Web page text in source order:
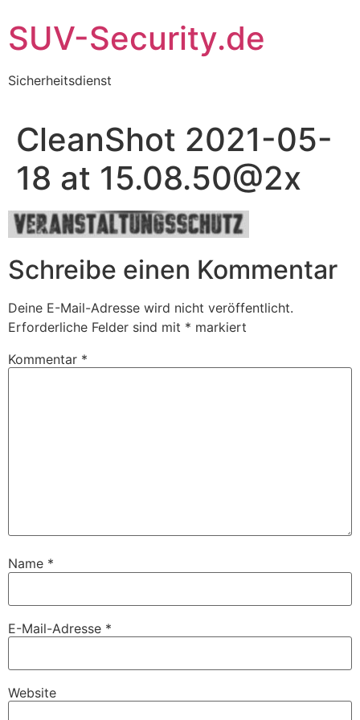
Inhalt
wechseln
SUV-Security.de
Sicherheitsdienst
CleanShot 2021-05-
18 at 15.08.50@2x
Schreibe einen Kommentar
Deine E-Mail-Adresse wird nicht veröffentlicht.
Erforderliche Felder sind mit * markiert
Kommentar *
Name *
E-Mail-Adresse *
Website